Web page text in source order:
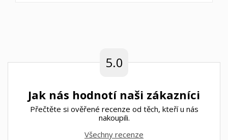
5.0
Jak nás hodnotí naši zákazníci
Přečtěte si ověřené recenze od těch, kteří u nás
nakoupili.
Všechny recenze